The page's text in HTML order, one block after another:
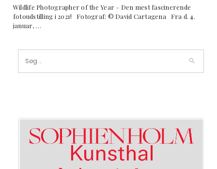
Wildlife Photographer of the Year – Den mest fascinerende
fotoudstilling i 2021! Fotograf: © David Cartagena Fra d. 4.
januar, …